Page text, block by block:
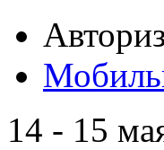
14 - 15